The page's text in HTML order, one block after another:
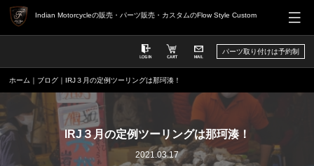
Indian Motorcycleの販売・パーツ販売・カスタムのFlow Style Custom
パーツ取り付けは予約制
ホーム ｜ ブログ ｜IRJ３月の定例ツーリングは那珂湊！
IRJ３月の定例ツーリングは那珂湊！
2021.03.17